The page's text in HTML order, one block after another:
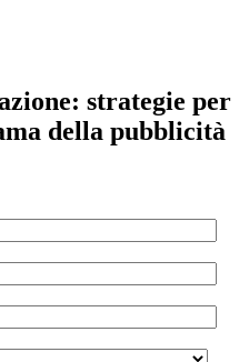
strategie per
della pubblicità